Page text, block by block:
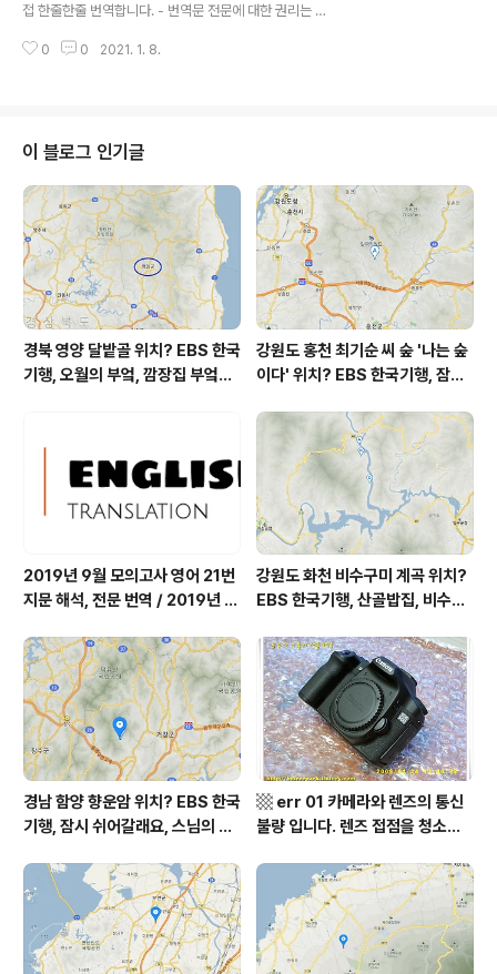
노벨상을 받았다. 나이트는 경제 생활 속에서 기업가가 하
능 영어 지문 번역 전문 해석, English to Ko
rean translation
접 한줄한줄 번역합니다. - 번역문 전문에 대한 권리는 비
다. 2021학년도 수능 영어영역 지문 번역 ( 2020년 12월
표는 2012년과 2019년 6개국의 각 나라별 소매 판매량
의 온라인 점유율을 보여 준다. 소매 판매량의 온라인 점유
율은 해당 국가에서 온라인으로 행해진 소매 판매량의 비
율을 말한다. ① 각 나라에서 2019년 소매 판매량의 온라
인 점유율은 2012년의 그것보다 더 컸다. ② 6개국 중에
서..
0 0 2021. 1. 8.
이 블로그 인기글
경북 영양 달밭골 위치? EBS 한국
기행, 오월의 부엌, 깜장집 부엌은
한 곳, 영양읍 상원리. KBS 인간극
장 임분노미 할머니
강원도 홍천 최기순 씨 숲 '나는 숲
이다' 위치? EBS 한국기행, 잠시
군 최기순 씨 캠핑장 펜션 어디? /
강원도 홍천군 가볼 만한 곳, (구)
까르돈, kbs 인간극장
2019년 9월 모의고사 영어 21번
지문 해석, 전문 번역 / 2019년 9
역, 평가원 2019년 고3 9월 영어
영역 외국어영역 전문 해석, Engli
sh to Korean translation
강원도 화천 비수구미 계곡 위치?
EBS 한국기행, 산골밥집, 비수구
부 화천군 비수구미 낙타민박 어
디? / 강원도 화천군 가볼 만한 곳
비수구미 마을, 파로호
경남 함양 향운암 위치? EBS 한국
기행, 잠시 쉬어갈래요, 스님의 어
상남도 함양군 가볼 만한 곳, 용추
계곡 향운암 명천스님, 덕유산 황
석산 거망산 기백산
▩ err 01 카메라와 렌즈의 통신
불량 입니다. 렌즈 접점을 청소하